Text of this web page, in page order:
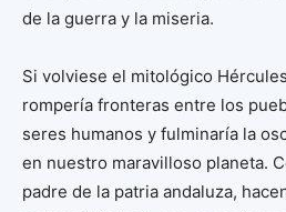
de la guerra y la miseria.
Si volviese el mitológico
rompería fronteras entre los
seres humanos y fulminaría la
en nuestro maravilloso planeta.
padre de la patria andaluza,